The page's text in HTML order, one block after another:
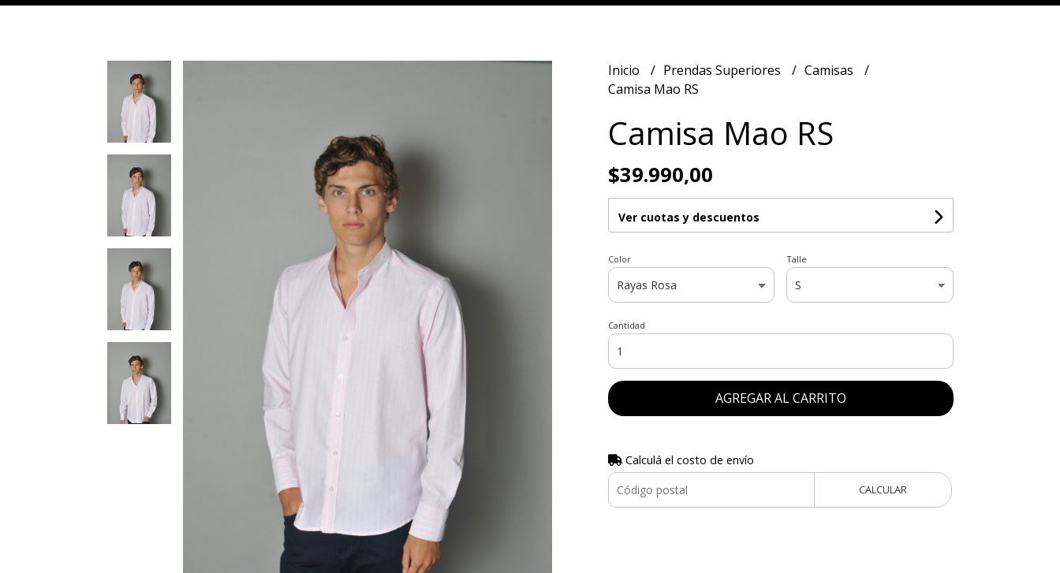
Inicio Prendas Superiores
Camisas
Camisa Mao RS
Camisa Mao RS
$39.990,00
Ver cuotas y descuentos
Color Talle
Cantidad
AGREGAR AL CARRITO
Calculá el costo de envío
CALCULAR